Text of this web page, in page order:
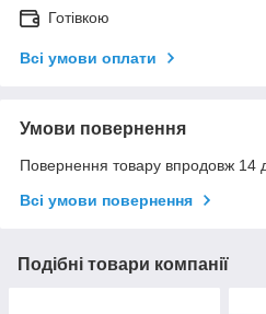
Готівкою
Всі умови оплати
Умови повернення
Повернення товару впродовж 14
Всі умови повернення
Подібні товари компанії